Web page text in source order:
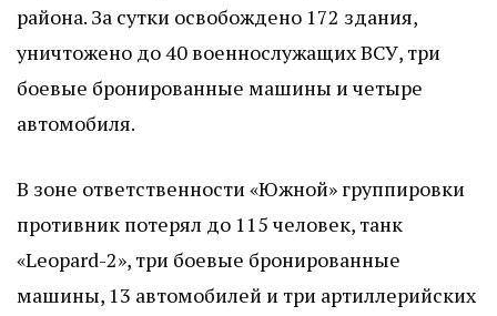
района. За сутки освобождено 172 здания,
уничтожено до 40 военнослужащих ВСУ, три
боевые бронированные машины и четыре
автомобиля.
В зоне ответственности «Южной» группировки
противник потерял до 115 человек, танк
«Leopard-2», три боевые бронированные
машины, 13 автомобилей и три артиллерийских